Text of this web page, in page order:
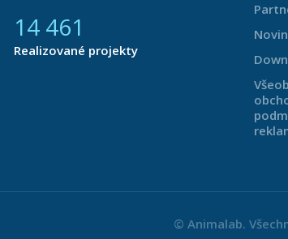
14 877
Realizované projekty
© Animalab.